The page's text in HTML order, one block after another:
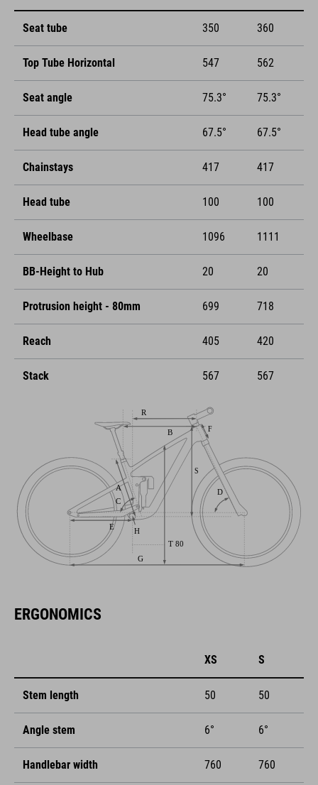
Seat tube 350 360
Top Tube Horizontal 547 562
Seat angle 75.3° 75.3°
Head tube angle 67.5° 67.5°
Chainstays 417 417
Head tube 100 100
Wheelbase 1096 1111
BB-Height to Hub 20 20
Protrusion height - 80mm 699 718
Reach 405 420
Stack 567 567
ERGONOMICS
XS S
Stem length 50 50
Angle stem 6° 6°
Handlebar width 760 760